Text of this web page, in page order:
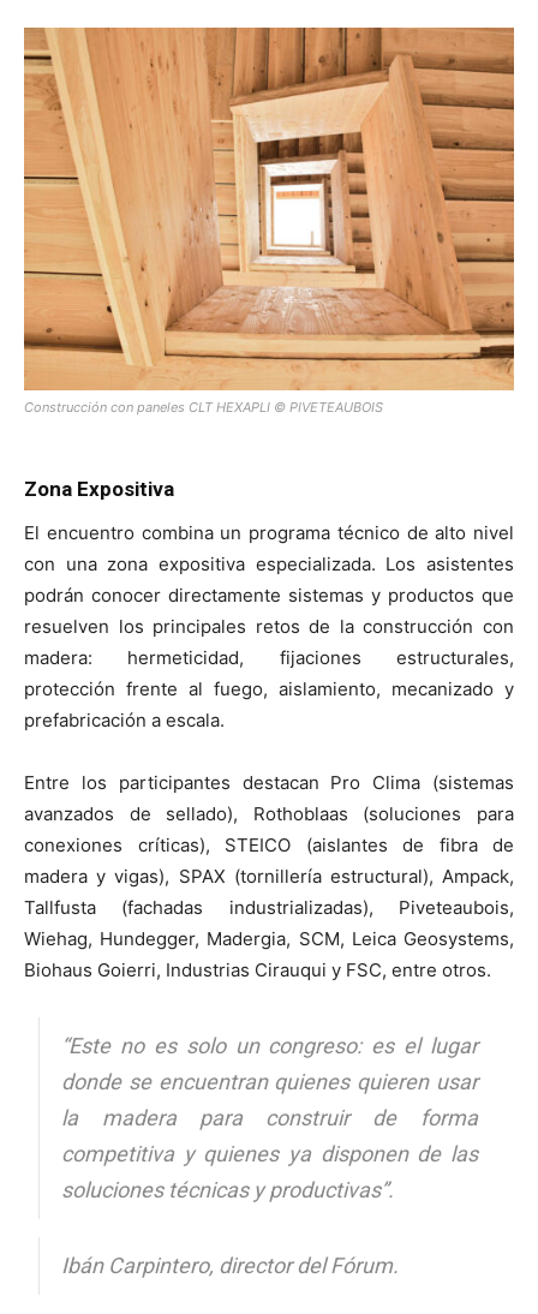
Construcción con paneles CLT HEXAPLI © PIVETEAUBOIS
Zona Expositiva
El encuentro combina un programa técnico de alto nivel
con una zona expositiva especializada. Los asistentes
podrán conocer directamente sistemas y productos que
resuelven los principales retos de la construcción con
madera: hermeticidad, fijaciones estructurales,
protección frente al fuego, aislamiento, mecanizado y
prefabricación a escala.
Entre los participantes destacan Pro Clima (sistemas
avanzados de sellado), Rothoblaas (soluciones para
conexiones críticas), STEICO (aislantes de fibra de
madera y vigas), SPAX (tornillería estructural), Ampack,
Tallfusta (fachadas industrializadas), Piveteaubois,
Wiehag, Hundegger, Madergia, SCM, Leica Geosystems,
Biohaus Goierri, Industrias Cirauqui y FSC, entre otros.
“Este no es solo un congreso: es el lugar
donde se encuentran quienes quieren usar
la madera para construir de forma
competitiva y quienes ya disponen de las
soluciones técnicas y productivas”.
Ibán Carpintero, director del Fórum.